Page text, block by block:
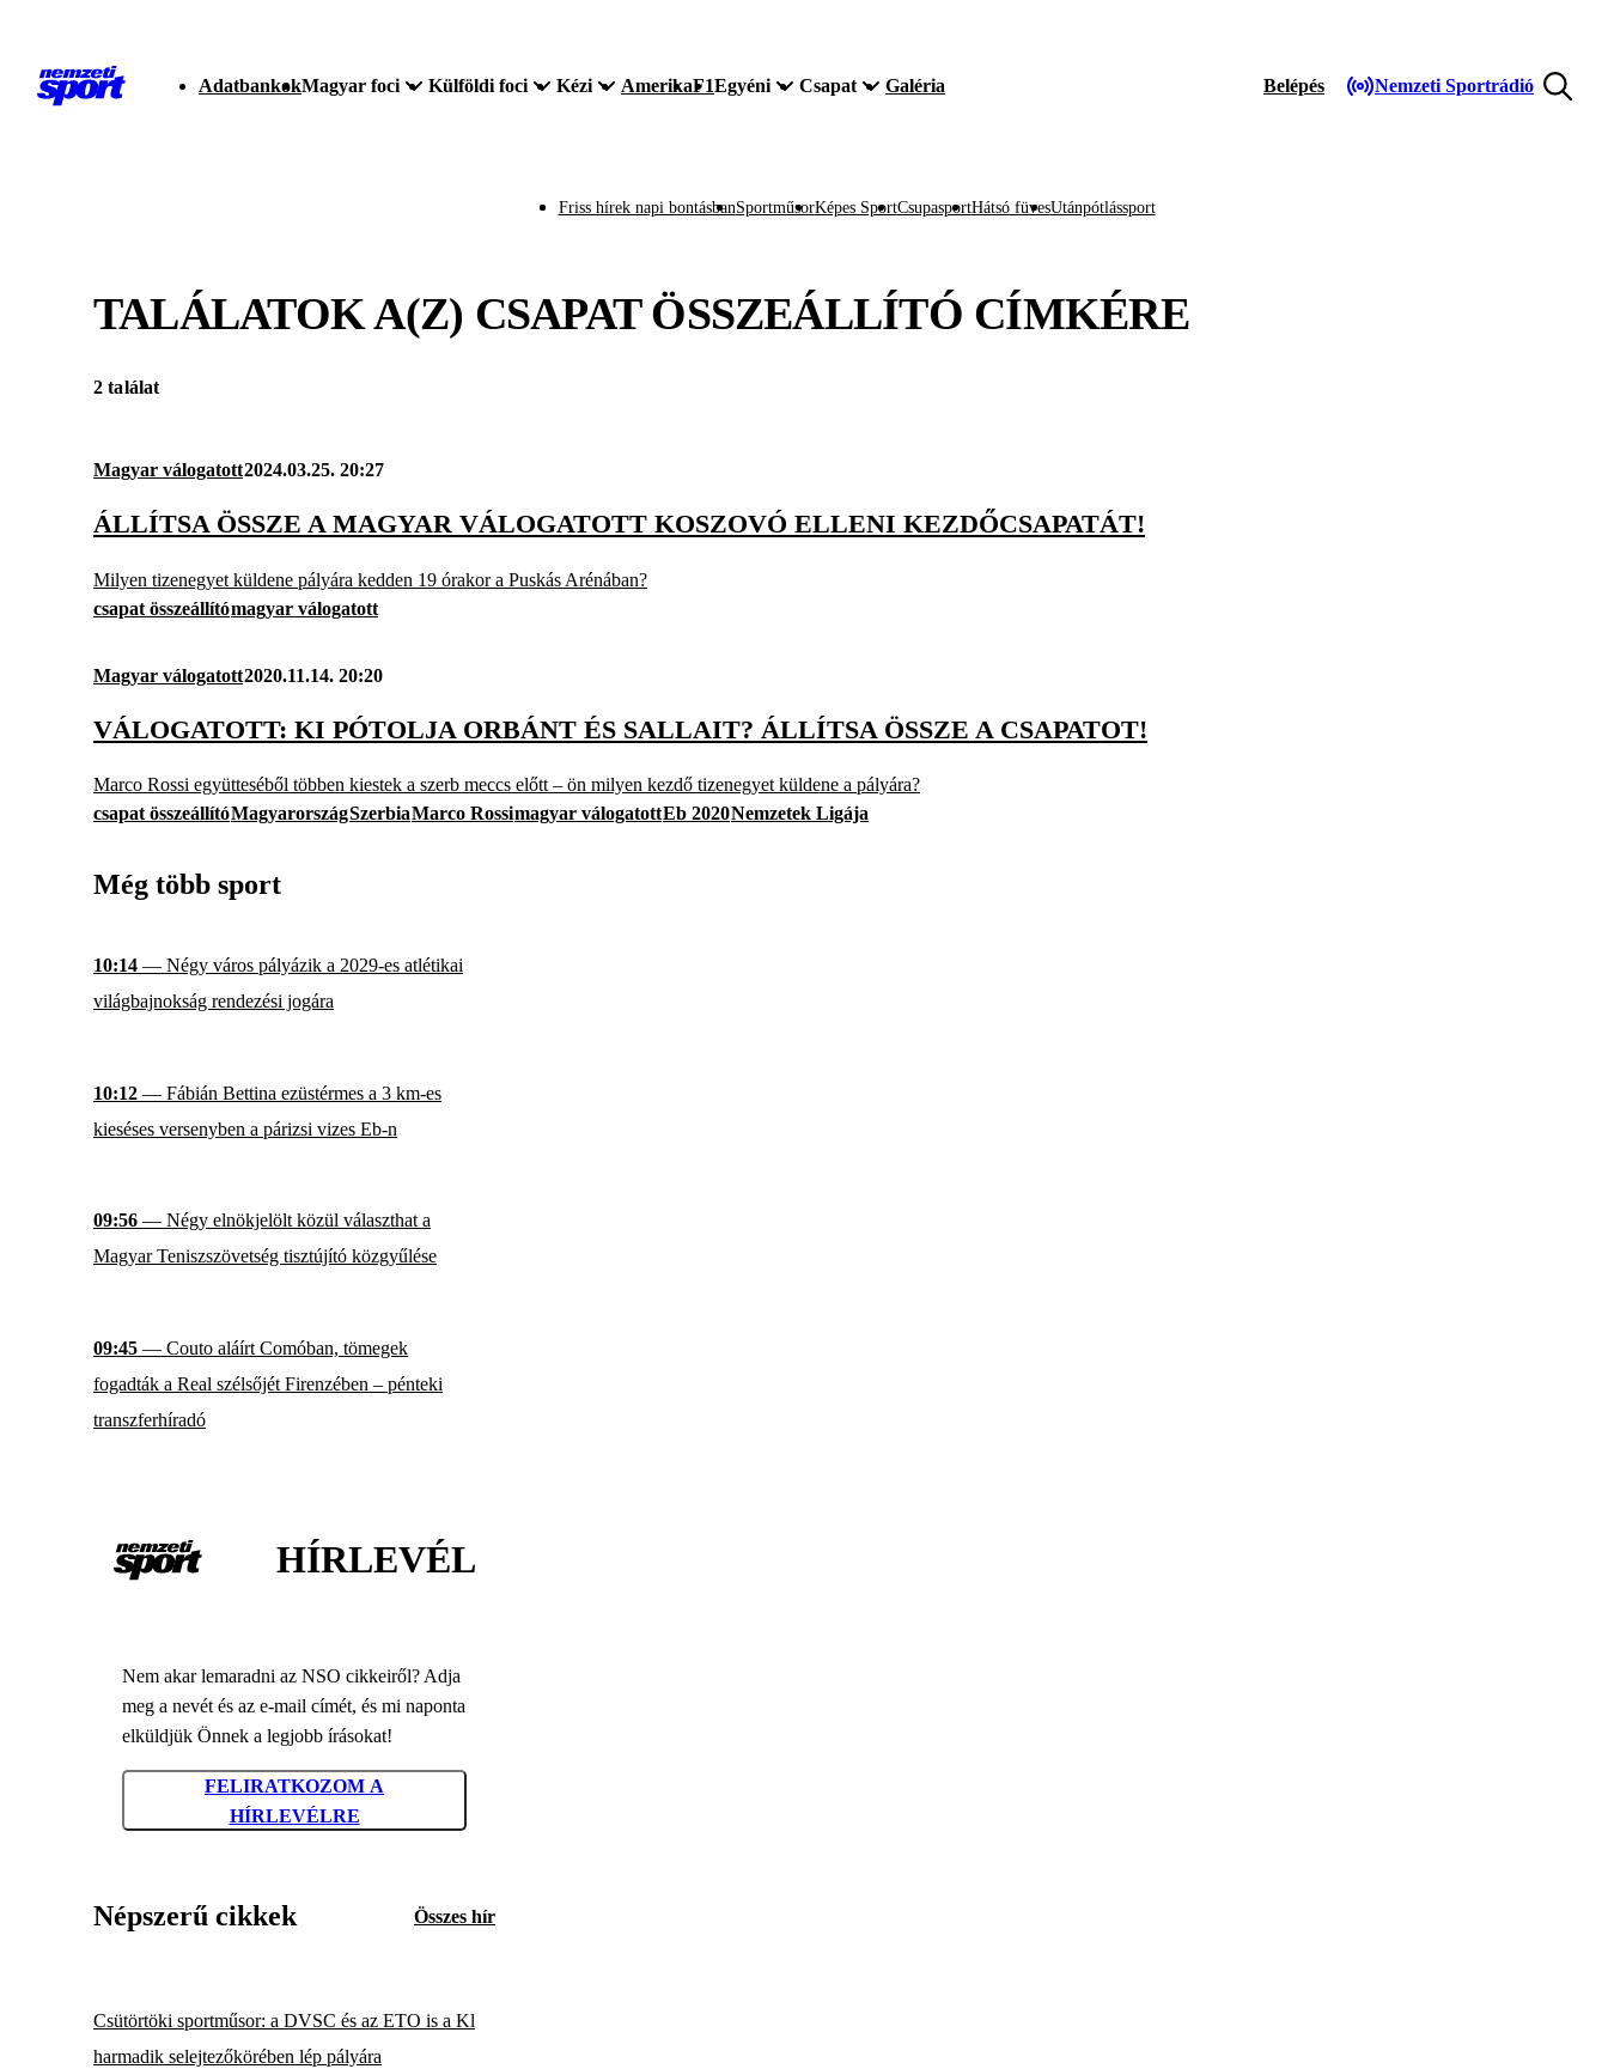
AdatbankokMagyar foci Külföldi foci Kézi AmerikaF1Egyéni Csapat Galéria Belépés Nemzeti Sportrádió
Friss hírek napi bontásbanSportműsorKépes SportCsupasportHátsó füvesUtánpótlássport
TALÁLATOK A(Z) CSAPAT ÖSSZEÁLLÍTÓ CÍMKÉRE
2 találat
Magyar válogatott2024.03.25. 20:27
ÁLLÍTSA ÖSSZE A MAGYAR VÁLOGATOTT KOSZOVÓ ELLENI KEZDŐCSAPATÁT!
Milyen tizenegyet küldene pályára kedden 19 órakor a Puskás Arénában?
csapat összeállítómagyar válogatott
Magyar válogatott2020.11.14. 20:20
VÁLOGATOTT: KI PÓTOLJA ORBÁNT ÉS SALLAIT? ÁLLÍTSA ÖSSZE A CSAPATOT!
Marco Rossi együtteséből többen kiestek a szerb meccs előtt – ön milyen kezdő tizenegyet küldene a pályára?
csapat összeállítóMagyarországSzerbiaMarco Rossimagyar válogatottEb 2020Nemzetek Ligája
Még több sport
10:14 — Négy város pályázik a 2029-es atlétikai
világbajnokság rendezési jogára
10:12 — Fábián Bettina ezüstérmes a 3 km-es
kieséses versenyben a párizsi vizes Eb-n
09:56 — Négy elnökjelölt közül választhat a
Magyar Teniszszövetség tisztújító közgyűlése
09:45 — Couto aláírt Comóban, tömegek
fogadták a Real szélsőjét Firenzében – pénteki
transzferhíradó
HÍRLEVÉL
Nem akar lemaradni az NSO cikkeiről? Adja
meg a nevét és az e-mail címét, és mi naponta
elküldjük Önnek a legjobb írásokat!
FELIRATKOZOM A
HÍRLEVÉLRE
Népszerű cikkek Összes hír
Csütörtöki sportműsor: a DVSC és az ETO is a Kl
harmadik selejtezőkörében lép pályára